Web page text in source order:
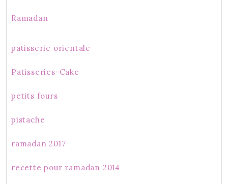
Ramadan
patisserie orientale
Patisseries-Cake
petits fours
pistache
ramadan 2017
recette pour ramadan 2014